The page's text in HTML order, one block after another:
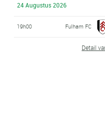
24 Augustus 2026
19h00 Fulham FC
Detail